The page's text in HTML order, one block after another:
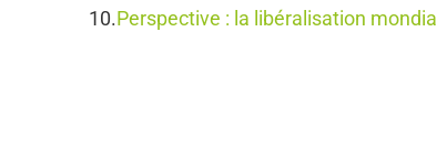
Perspective : la libéralisation